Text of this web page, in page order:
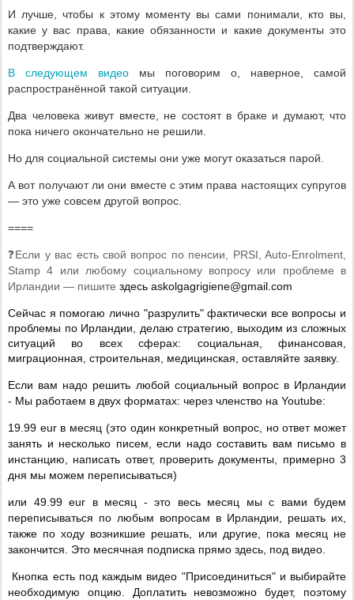
И лучше, чтобы к этому моменту вы сами понимали, кто вы,
какие у вас права, какие обязанности и какие документы это
подтверждают.
В следующем видео мы поговорим о, наверное, самой
распространённой такой ситуации.
Два человека живут вместе, не состоят в браке и думают, что
пока ничего окончательно не решили.
Но для социальной системы они уже могут оказаться парой.
А вот получают ли они вместе с этим права настоящих супругов
— это уже совсем другой вопрос.
====
❓Если у вас есть свой вопрос по пенсии, PRSI, Auto-Enrolment,
Stamp 4 или любому социальному вопросу или проблеме в
Ирландии — пишите здесь askolgagrigiene@gmail com
Сейчас я помогаю лично "разрулить" фактически все вопросы и
проблемы по Ирландии, делаю стратегию, выходим из сложных
ситуаций во всех сферах: социальная, финансовая,
миграционная, строительная, медицинская, оставляйте заявку.
Если вам надо решить любой социальный вопрос в Ирландии
- Мы работаем в двух форматах: через членство на Youtube:
19.99 eurв месяц (это один конкретный вопрос, но ответ может
занять и несколько писем, если надо составить вам письмо в
инстанцию, написать ответ, проверить документы, примерно 3
дня мы можем переписываться)
или 49.99 eur в месяц - это весь месяц мы с вами будем
переписываться по любым вопросам в Ирландии, решать их,
также по ходу возникшие решать, или другие, пока месяц не
закончится. Это месячная подписка прямо здесь, под видео.
Кнопка есть под каждым видео "Присоединиться" и выбирайте
необходимую опцию. Доплатить невозможно будет, поэтому